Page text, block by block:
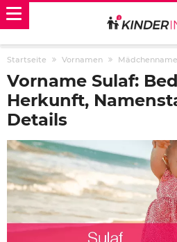
Startseite Vornamen
Vorname Sulaf:
Herkunft,
Details